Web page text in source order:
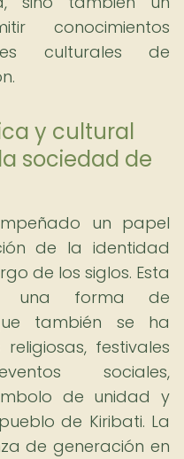
conocimientos
culturales de
y cultural
sociedad de
un papel
de la identidad
de los siglos. Esta
una forma de
también se ha
festivales
sociales,
de unidad y
de Kiribati. La
de generación en